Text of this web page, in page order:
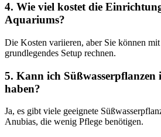
4. Wie viel kostet die
Aquariums?
Die Kosten variieren, aber Sie können
grundlegendes Setup rechnen.
5. Kann ich
haben?
Ja, es gibt viele geeignete
Anubias, die wenig Pflege benötigen.